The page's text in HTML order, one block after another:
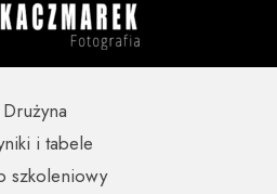
i tabele
szkoleniowy
Drużyna